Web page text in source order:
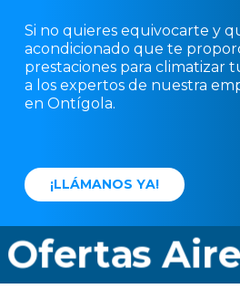
Si no quieres equivocarte y
acondicionado que te
prestaciones para climatizar
a los expertos de nuestra
en Ontígola.
¡LLÁMANOS YA!
Aire